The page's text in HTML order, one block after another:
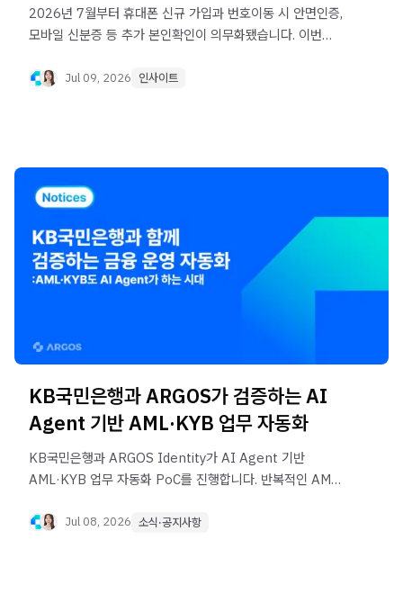
2026년 7월부터 휴대폰 신규 가입과 번호이동 시 안면인증,
모바일 신분증 등 추가 본인확인이 의무화됐습니다. 이번
등 다양한 산업으로 확대되는 이유를 살펴봅니다.
Jul 09, 2026 인사이트
KB국민은행과 ARGOS가 검증하는 AI
Agent 기반 AML·KYB 업무 자동화
KB국민은행과 ARGOS Identity가 AI Agent 기반
AML·KYB 업무 자동화 PoC를 진행합니다. 반복적인 AML
지원하는지, 금융 운영 자동화의 새로운 방향을 소개합니다.
Jul 08, 2026 소식·공지사항